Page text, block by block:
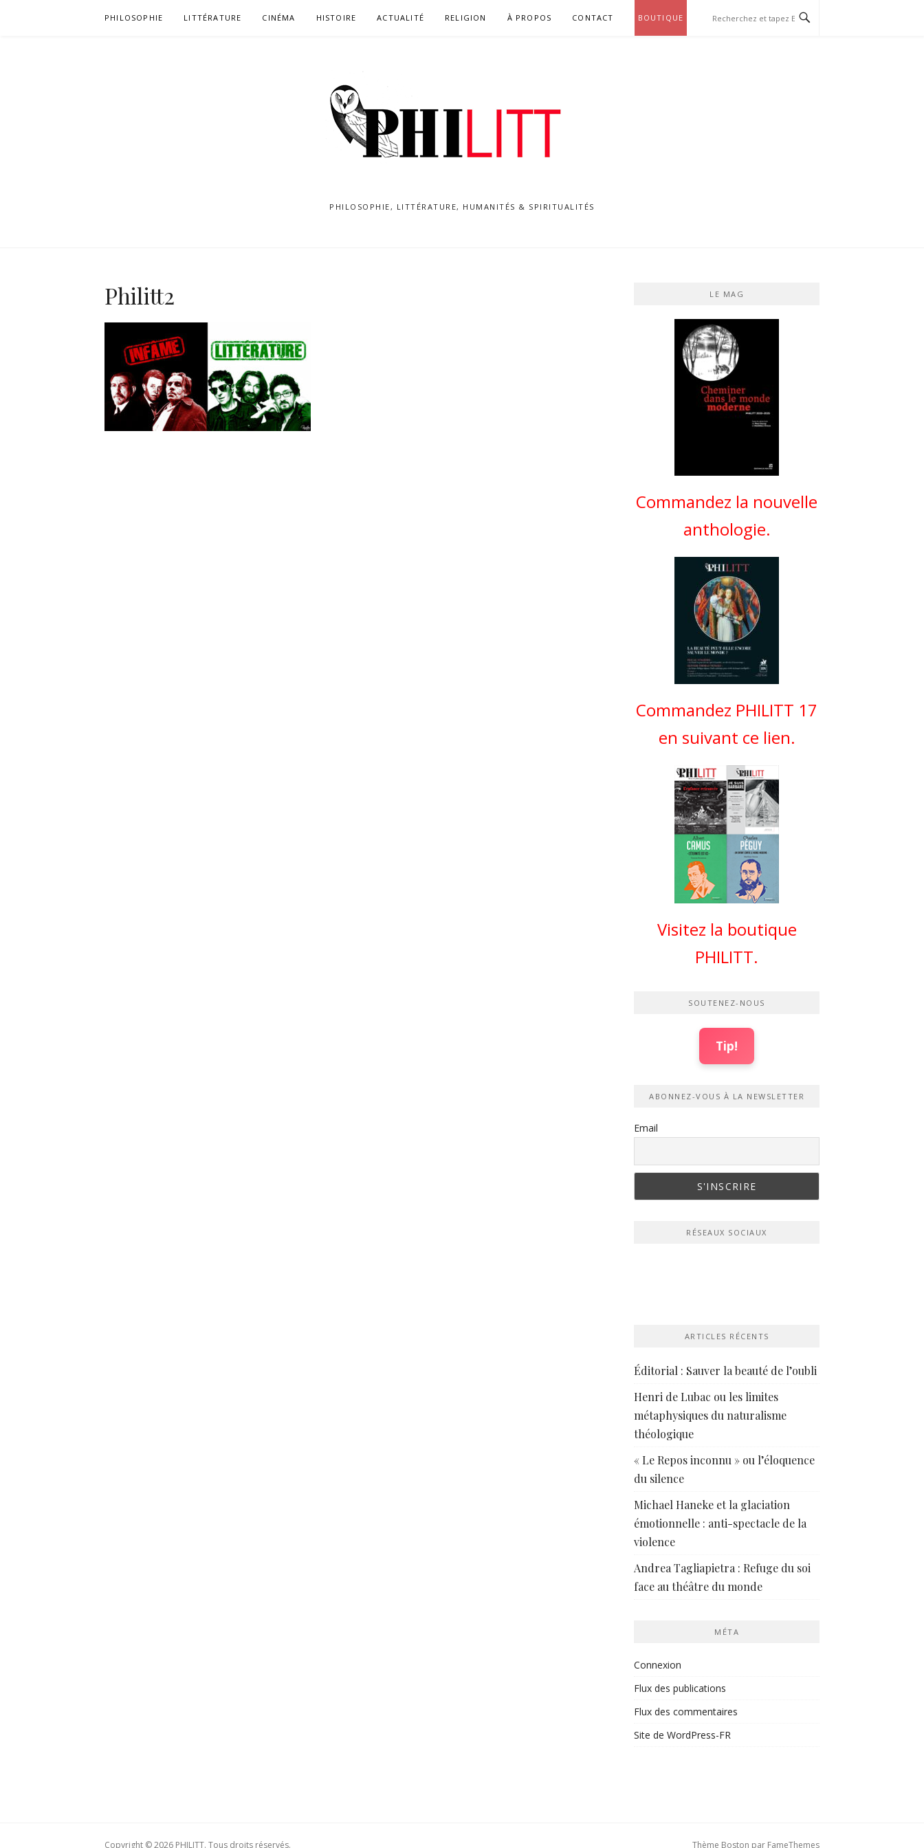
PHILOSOPHIE LITTÉRATURE CINÉMA HISTOIRE ACTUALITÉ RELIGION À PROPOS CONTACT BOUTIQUE
PHILOSOPHIE, LITTÉRATURE, HUMANITÉS & SPIRITUALITÉS
Philitt2 LE MAG
Commandez la nouvelle
anthologie.
Commandez PHILITT 17
en suivant ce lien.
Visitez la boutique
PHILITT.
SOUTENEZ-NOUS
Tip!
ABONNEZ-VOUS À LA NEWSLETTER
Email
RÉSEAUX SOCIAUX
ARTICLES RÉCENTS
Éditorial : Sauver la beauté de l’oubli
Henri de Lubac ou les limites
métaphysiques du naturalisme
théologique
« Le Repos inconnu » ou l’éloquence
du silence
Michael Haneke et la glaciation
émotionnelle : anti-spectacle de la
violence
Andrea Tagliapietra : Refuge du soi
face au théâtre du monde
MÉTA
Connexion
Flux des publications
Flux des commentaires
Site de WordPress-FR
Copyright © 2026 PHILITT. Tous droits réservés. Thème Boston par FameThemes